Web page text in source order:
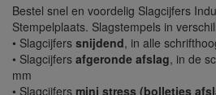
Bestel snel en voordelig Slagcijfers
Stempelplaats. Slagstempels in
• Slagcijfers snijdend, in alle
• Slagcijfers afgeronde afslag, in de
mm
• Slagcijfers mini stress (bolletjes